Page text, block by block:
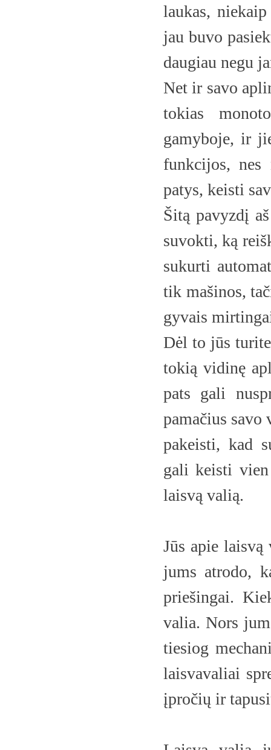
laukas,
jau buvo
daugiau negu
Net ir savo
tokias
gamyboje, ir
funkcijos,
patys, keisti
Šitą pavyzdį
suvokti, ką
sukurti
tik mašinos,
gyvais
Dėl to jūs
tokią vidinę
pats gali
pamačius savo
pakeisti, kad
gali keisti
laisvą valią.
Jūs apie
jums atrodo,
priešingai.
valia. Nors
tiesiog
laisvavaliai
įpročių ir